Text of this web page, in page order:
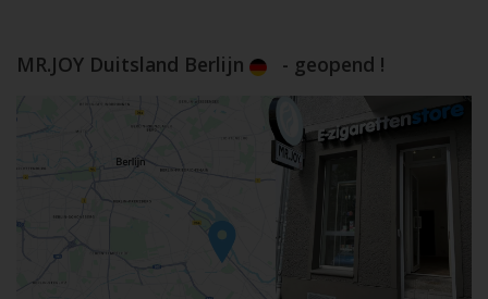
MR.JOY Duitsland Berlijn - geopend !